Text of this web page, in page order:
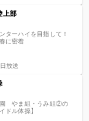
上部
ターハイを目指して！
に密着
放送
園 やま組・うみ組②の
ドル体操】